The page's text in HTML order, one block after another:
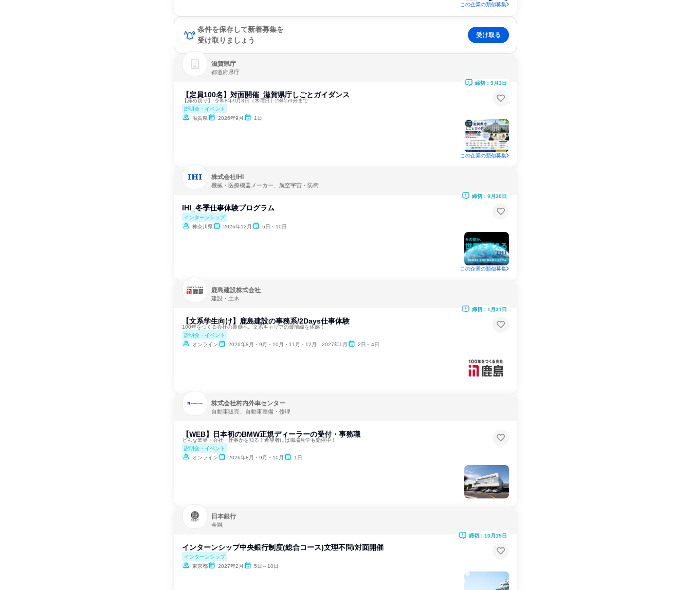
この企業の類似募集
条件を保存して新着募集を
受け取りましょう
受け取る
滋賀県庁
都道府県庁
【定員100名】対面開催_滋賀県庁しごとガイダンス
【締め切り】 令和8年9月3日（木曜日）23時59分まで
説明会・イベント
滋賀県
2026年9月 1日
締切：9月3日
この企業の類似募集
株式会社IHI
機械・医療機器メーカー、航空宇宙・防衛
IHI_冬季仕事体験プログラム
インターンシップ
神奈川県
2026年12月 5日～10日
締切：9月30日
この企業の類似募集
鹿島建設株式会社
建設・土木
【文系学生向け】鹿島建設の事務系/2Days仕事体験
100年をつくる会社の裏側へ。文系キャリアの最前線を体感！
説明会・イベント
オンライン
2026年8月・9月・10月・11月・12月、2027年1月 2日～4日
締切：1月31日
株式会社村内外車センター
自動車販売、自動車整備・修理
【WEB】日本初のBMW正規ディーラーの受付・事務職
どんな業界・会社・仕事かを知る！希望者には職場見学も開催中！
説明会・イベント
オンライン
2026年8月・9月・10月 1日
日本銀行
金融
インターンシップ中央銀行制度(総合コース)文理不問/対面開催
インターンシップ
東京都
2027年2月 5日～10日
締切：10月15日